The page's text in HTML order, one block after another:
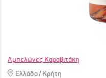
Αμπελώνες Καραβιτάκη
Ελλάδα/Κρήτη